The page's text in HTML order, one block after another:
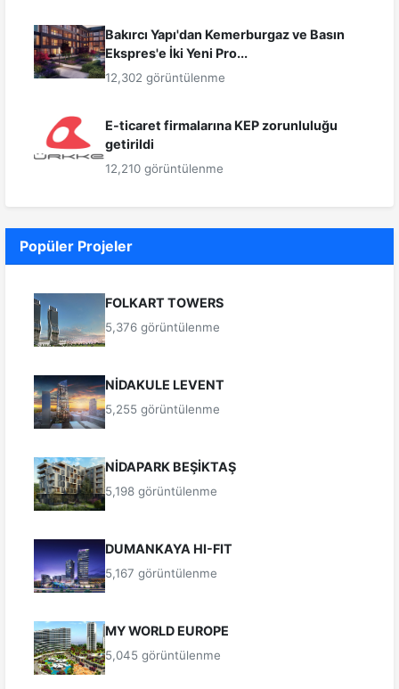
Bakırcı Yapı'dan Kemerburgaz ve Basın
Ekspres'e İki Yeni Pro...
12,302 görüntülenme
E-ticaret firmalarına KEP zorunluluğu
getirildi
12,210 görüntülenme
Popüler Projeler
FOLKART TOWERS
5,376 görüntülenme
NİDAKULE LEVENT
5,255 görüntülenme
NİDAPARK BEŞİKTAŞ
5,198 görüntülenme
DUMANKAYA HI-FIT
5,167 görüntülenme
MY WORLD EUROPE
5,045 görüntülenme